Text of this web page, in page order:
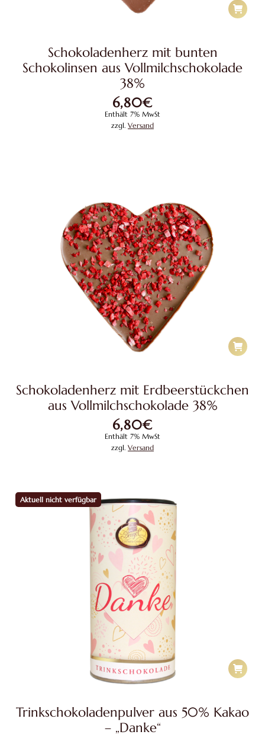
Schokoladenherz mit bunten
Schokolinsen aus Vollmilchschokolade
38%
6,80€
Enthält 7% MwSt
zzgl. Versand
Schokoladenherz mit Erdbeerstückchen
aus Vollmilchschokolade 38%
6,80€
Enthält 7% MwSt
zzgl. Versand
Aktuell nicht verfügbar
Trinkschokoladenpulver aus 50% Kakao
– „Danke“